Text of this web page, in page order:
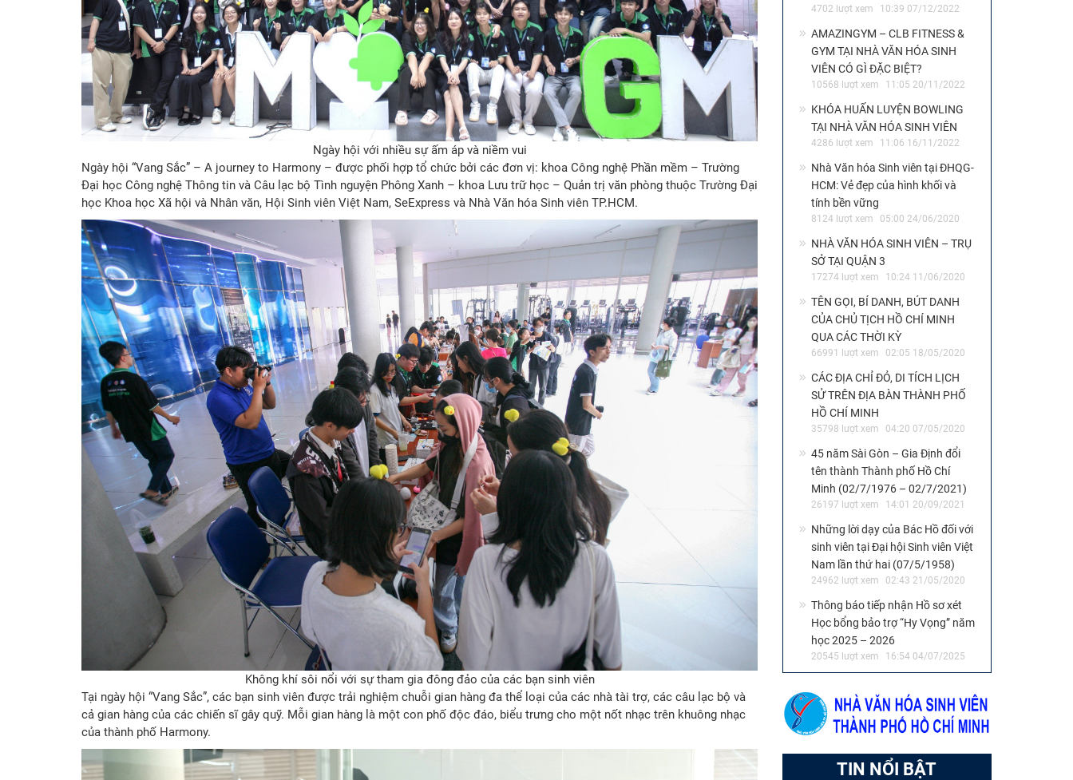
Ngày hội với nhiều sự ấm áp và niềm vui
Ngày hội “Vang Sắc” – A journey to Harmony – được phối hợp tổ chức bởi các đơn vị: khoa Công nghệ Phần mềm – Trường
Đại học Công nghệ Thông tin và Câu lạc bộ Tình nguyện Phông Xanh – khoa Lưu trữ học – Quản trị văn phòng thuộc Trường Đại
học Khoa học Xã hội và Nhân văn, Hội Sinh viên Việt Nam, SeExpress và Nhà Văn hóa Sinh viên TP.HCM.
Không khí sôi nổi với sự tham gia đông đảo của các bạn sinh viên
Tại ngày hội “Vang Sắc”, các bạn sinh viên được trải nghiệm chuỗi gian hàng đa thể loại của các nhà tài trợ, các câu lạc bộ và
cả gian hàng của các chiến sĩ gây quỹ. Mỗi gian hàng là một con phố độc đáo, biểu trưng cho một nốt nhạc trên khuông nhạc
của thành phố Harmony.
4702 lượt xem 10:39 07/12/2022
AMAZINGYM – CLB FITNESS &
GYM TẠI NHÀ VĂN HÓA SINH
VIÊN CÓ GÌ ĐẶC BIỆT?
10568 lượt xem 11:05 20/11/2022
KHÓA HUẤN LUYỆN BOWLING
TẠI NHÀ VĂN HÓA SINH VIÊN
4286 lượt xem 11:06 16/11/2022
Nhà Văn hóa Sinh viên tại ĐHQG-
HCM: Vẻ đẹp của hình khối và
tính bền vững
8124 lượt xem 05:00 24/06/2020
NHÀ VĂN HÓA SINH VIÊN – TRỤ
SỞ TẠI QUẬN 3
17274 lượt xem 10:24 11/06/2020
TÊN GỌI, BÍ DANH, BÚT DANH
CỦA CHỦ TỊCH HỒ CHÍ MINH
QUA CÁC THỜI KỲ
66991 lượt xem 02:05 18/05/2020
CÁC ĐỊA CHỈ ĐỎ, DI TÍCH LỊCH
SỬ TRÊN ĐỊA BÀN THÀNH PHỐ
HỒ CHÍ MINH
35798 lượt xem 04:20 07/05/2020
45 năm Sài Gòn – Gia Định đổi
tên thành Thành phố Hồ Chí
Minh (02/7/1976 – 02/7/2021)
26197 lượt xem 14:01 20/09/2021
Những lời dạy của Bác Hồ đối với
sinh viên tại Đại hội Sinh viên Việt
Nam lần thứ hai (07/5/1958)
24962 lượt xem 02:43 21/05/2020
Thông báo tiếp nhận Hồ sơ xét
Học bổng bảo trợ “Hy Vọng” năm
học 2025 – 2026
20545 lượt xem 16:54 04/07/2025
TIN NỔI BẬT